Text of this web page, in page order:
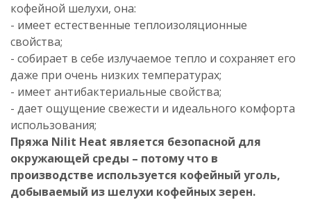
кофейной шелухи, она:
- имеет естественные теплоизоляционные
свойства;
- собирает в себе излучаемое тепло и сохраняет его
даже при очень низких температурах;
- имеет антибактериальные свойства;
- дает ощущение свежести и идеального комфорта
использования;
Пряжа Nilit Heat является безопасной для
окружающей среды – потому что в
производстве используется кофейный уголь,
добываемый из шелухи кофейных зерен.